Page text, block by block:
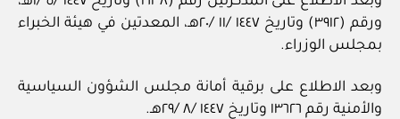
ورقم (٣٩١٢) وتاريخ ١٤٤٧ /١١ /٢٠هـ، المعدتين في هيئة الخبراء
بمجلس الوزراء.
وبعد الاطلاع على برقية أمانة مجلس الشؤون السياسية
والأمنية رقم ١٣٦٢٦ وتاريخ ١٤٤٧ /٨ /٢٩هـ.